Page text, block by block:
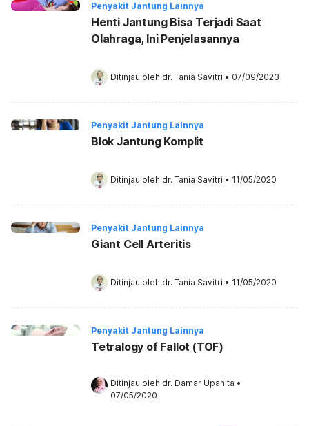
Penyakit Jantung Lainnya
Henti Jantung Bisa Terjadi Saat
Olahraga, Ini Penjelasannya
Ditinjau oleh dr. Tania Savitri • 07/09/2023
Penyakit Jantung Lainnya
Blok Jantung Komplit
Ditinjau oleh dr. Tania Savitri • 11/05/2020
Penyakit Jantung Lainnya
Giant Cell Arteritis
Ditinjau oleh dr. Tania Savitri • 11/05/2020
Penyakit Jantung Lainnya
Tetralogy of Fallot (TOF)
Ditinjau oleh dr. Damar Upahita •
07/05/2020